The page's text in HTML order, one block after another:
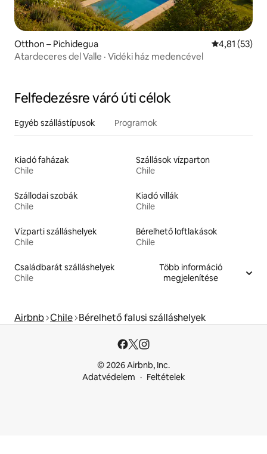
Otthon – Pichidegua Átlagos
4,81 (53)
Atardeceres del Valle · Vidéki ház medencével
Felfedezésre váró úti célok
Egyéb szállástípusok Programok
Kiadó faházak
Chile
Szállások vízparton
Chile
Szállodai szobák
Chile
Kiadó villák
Chile
Vízparti szálláshelyek
Chile
Bérelhető loftlakások
Chile
Családbarát szálláshelyek
Chile
Több információ
megjelenítése
Airbnb Chile Bérelhető falusi szálláshelyek
© 2026 Airbnb, Inc.
Adatvédelem
Feltételek